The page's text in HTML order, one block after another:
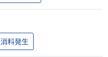
料発生